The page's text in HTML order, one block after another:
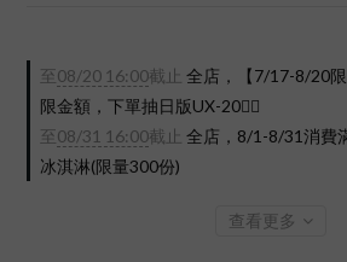
至08/20 16:00截止
全店，【7/17-8/20
限金額，下單抽日版UX-20❤️‍🔥
至08/31 16:00截止
全店，8/1-8/31消費
冰淇淋(限量300份)
查看更多